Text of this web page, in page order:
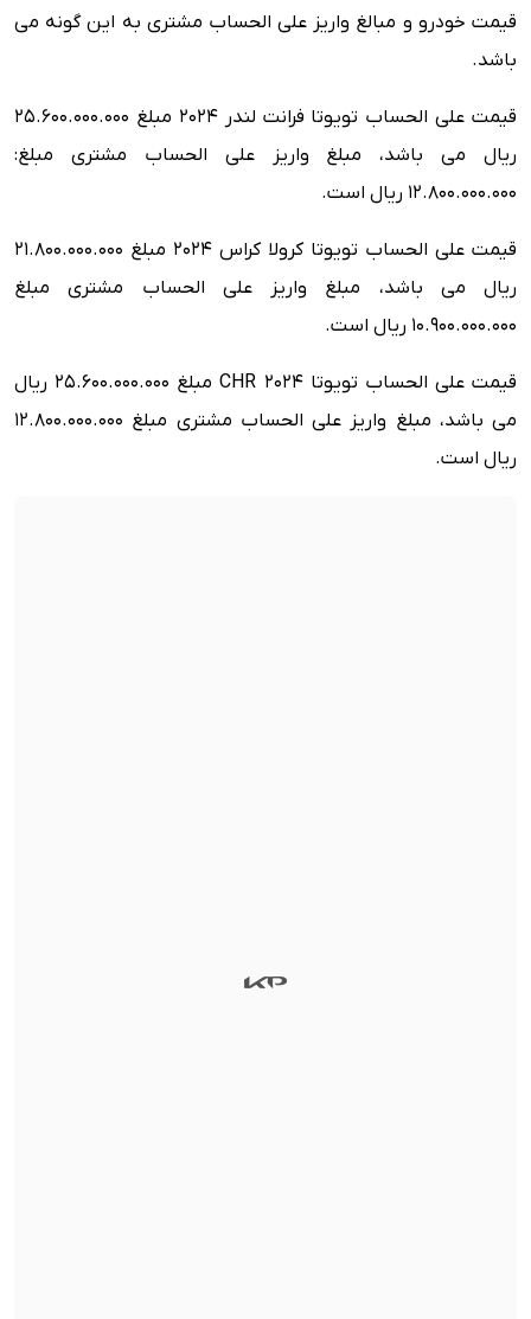
قیمت خودرو و مبالغ واریز علی الحساب مشتری به این گونه می
باشد.
قیمت علی الحساب تویوتا فرانت لندر 2024 مبلغ 25.600.000.000
ریال می باشد، مبلغ واریز علی الحساب مشتری مبلغ:
12.800.000.000 ریال است.
قیمت علی الحساب تویوتا کرولا کراس 2024 مبلغ 21.800.000.000
ریال می باشد، مبلغ واریز علی الحساب مشتری مبلغ
10.900.000.000 ریال است.
قیمت علی الحساب تویوتا CHR 2024 مبلغ 25.600.000.000 ریال
می باشد، مبلغ واریز علی الحساب مشتری مبلغ 12.800.000.000
ریال است.